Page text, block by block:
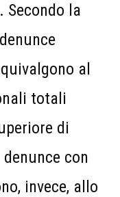
la
al
totali
di
con
invece, allo